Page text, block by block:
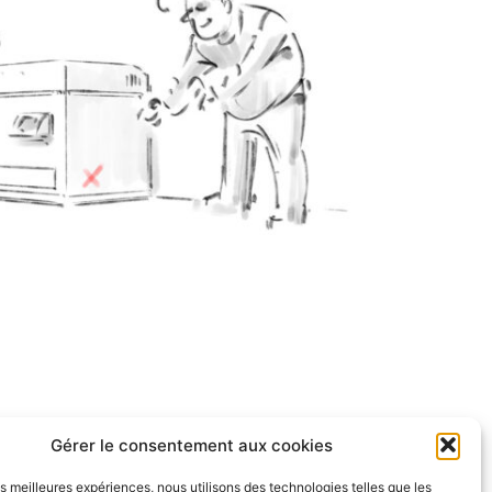
Gérer le consentement aux cookies
meilleures expériences, nous utilisons des technologies telles que les